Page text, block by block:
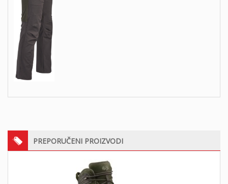
PREPORUČENI PROIZVODI